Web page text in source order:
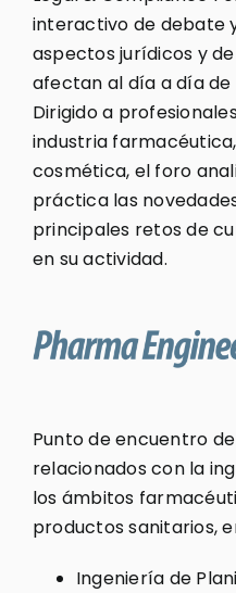
interactivo de debate
aspectos jurídicos y
afectan al día a día
Dirigido a
industria
cosmética, el foro
práctica las
principales retos de
en su actividad.
Punto de encuentro
relacionados con la
los ámbitos
productos sanitarios,
Ingeniería de